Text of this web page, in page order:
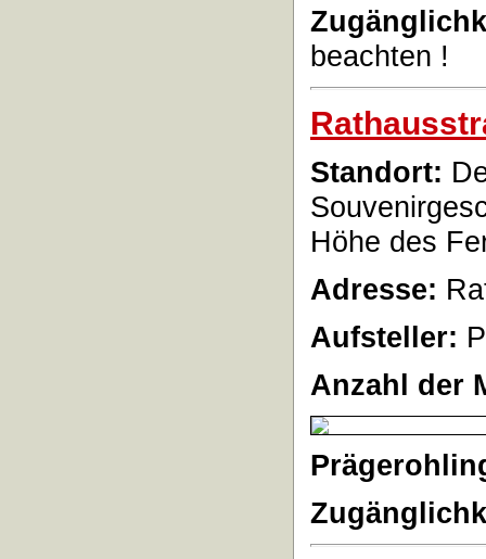
beachten !
Standort:
Höhe des
Adresse:
Aufsteller:
Anzahl der